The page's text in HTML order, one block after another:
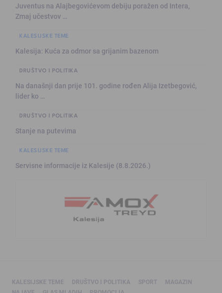
Juventus na Alajbegovićevom debiju poražen od Intera,
Zmaj učestvov …
KALESIJSKE TEME
Kalesija: Kuća za odmor sa grijanim bazenom
DRUŠTVO I POLITIKA
Na današnji dan prije 101. godine rođen Alija Izetbegović,
lider ko …
DRUŠTVO I POLITIKA
Stanje na putevima
KALESIJSKE TEME
Servisne informacije iz Kalesije (8.8.2026.)
KALESIJSKE TEME DRUŠTVO I POLITIKA SPORT
MAGAZIN